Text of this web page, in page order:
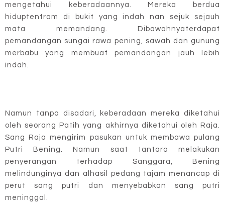
mengetahui keberadaannya. Mereka berdua
hiduptentram di bukit yang indah nan sejuk sejauh
mata memandang. Dibawahnyaterdapat
pemandangan sungai rawa pening, sawah dan gunung
merbabu yang membuat pemandangan jauh lebih
indah.
Namun tanpa disadari, keberadaan mereka diketahui
oleh seorang Patih yang akhirnya diketahui oleh Raja.
Sang Raja mengirim pasukan untuk membawa pulang
Putri Bening. Namun saat tantara melakukan
penyerangan terhadap Sanggara, Bening
melindunginya dan alhasil pedang tajam menancap di
perut sang putri dan menyebabkan sang putri
meninggal.